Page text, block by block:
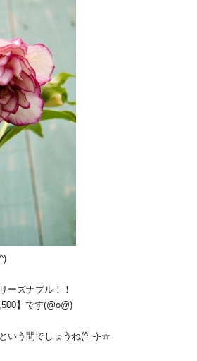
ーズナブル！！
】です(@o@)
いう間でしょうね(^_-)-☆